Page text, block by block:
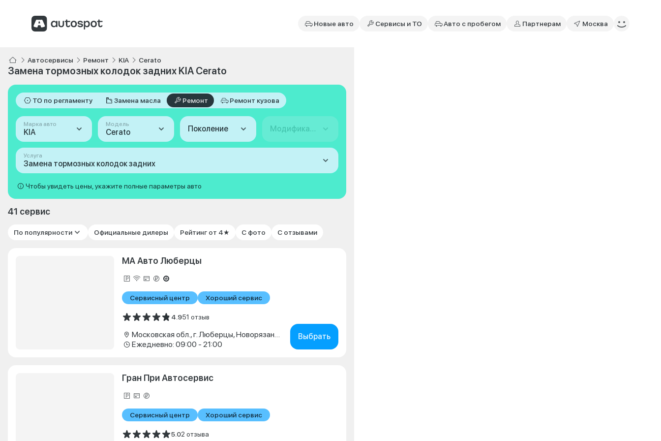
Новые авто Сервисы и ТО Авто с пробегом Партнерам Москва
Автосервисы Ремонт KIA Cerato
Замена тормозных колодок задних KIA Cerato
ТО по регламенту Замена масла Ремонт Ремонт кузова
Марка авто
KIA
Модель
Cerato Поколение Модификация
Услуга
Замена тормозных колодок задних
Чтобы увидеть цены, укажите полные параметры авто
41 сервис
По популярности Официальные дилеры Рейтинг от 4★ С фото С отзывами
МА Авто Люберцы
Сервисный центр Хороший сервис
4.951 отзыв
Московская обл., г. Люберцы, Новорязанское шоссе, д. 1г
Ежедневно: 09:00 - 21:00
Выбрать
Гран При Автосервис
Сервисный центр Хороший сервис
5.02 отзыва